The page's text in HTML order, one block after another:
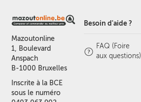
Mazoutonline
1, Boulevard
Anspach
B-1000 Bruxelles
Inscrite à la BCE
sous le numéro
Besoin d'aide ?
FAQ (Foire
aux questions)